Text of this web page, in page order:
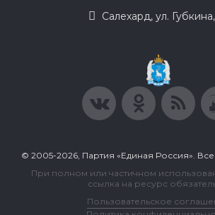
Салехард, ул.
© 2005-2026, Партия «Единая Россия».
При полном или частичном
ссылка на ресурс
Пользовательское